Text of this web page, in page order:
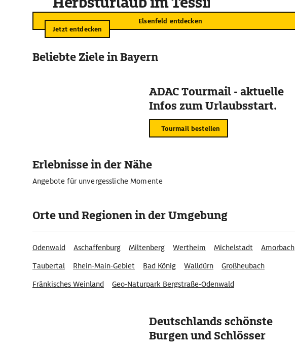
Elsenfeld entdecken
Jetzt entdecken
Beliebte Ziele in Bayern
ADAC Tourmail - aktuelle
Infos zum Urlaubsstart.
Tourmail bestellen
Erlebnisse in der Nähe
Angebote für unvergessliche Momente
Orte und Regionen in der Umgebung
Odenwald Aschaffenburg Miltenberg Wertheim Michelstadt
Amorbach
Taubertal
Rhein-Main-Gebiet Bad König Walldürn
Großheubach
Fränkisches Weinland
Geo-Naturpark Bergstraße-Odenwald
Deutschlands schönste
Burgen und Schlösser